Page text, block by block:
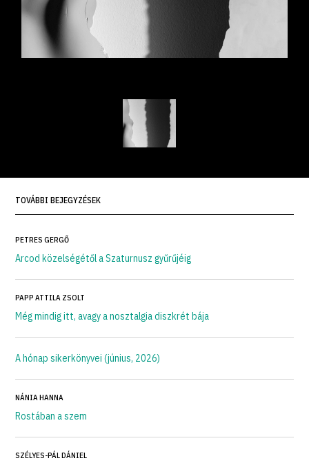
TOVÁBBI BEJEGYZÉSEK
PETRES GERGŐ
Arcod közelségétől a Szaturnusz gyűrűjéig
PAPP ATTILA ZSOLT
Még mindig itt, avagy a nosztalgia diszkrét bája
A hónap sikerkönyvei (június, 2026)
NÁNIA HANNA
Rostában a szem
SZÉLYES-PÁL DÁNIEL